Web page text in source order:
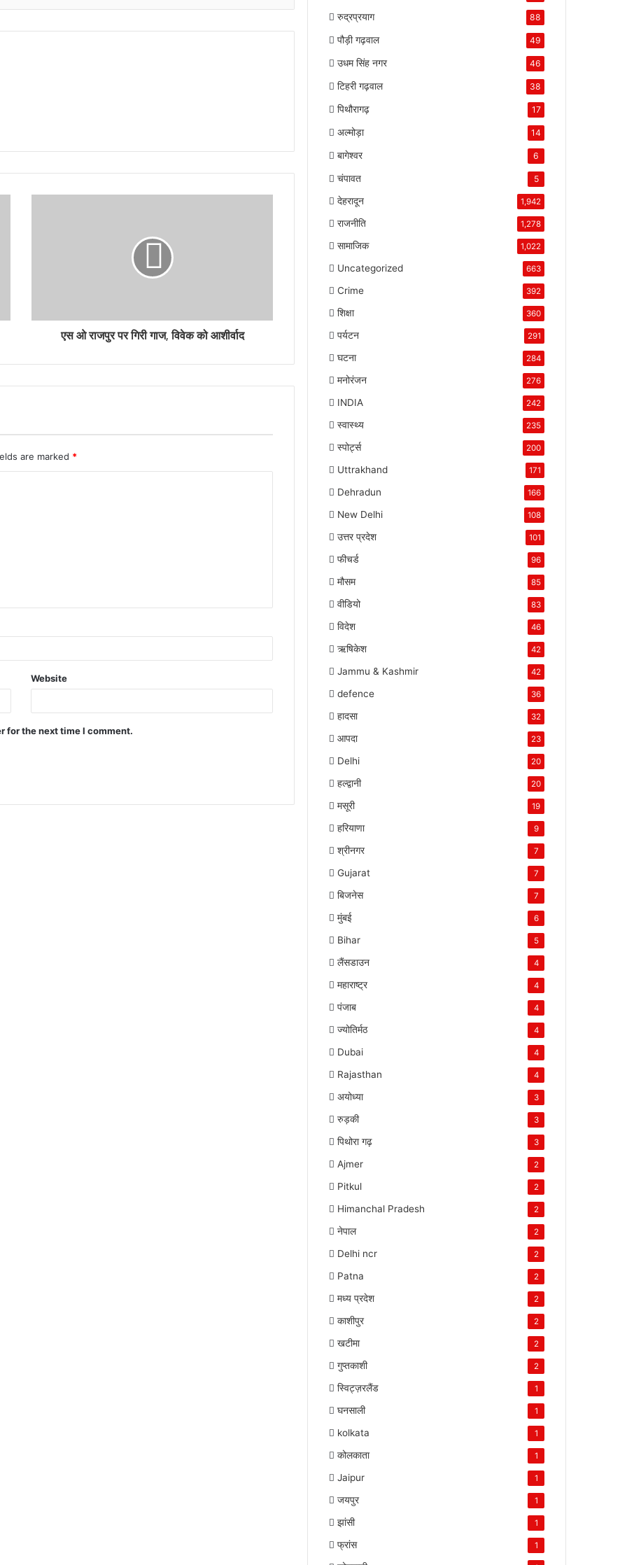
एस ओ राजपुर पर गिरी गाज, विवेक को आशीर्वाद
are marked *
Website
for the next time I comment.
रुद्रप्रयाग 88
पौड़ी गढ़वाल 49
उधम सिंह नगर 46
टिहरी गढ़वाल 38
पिथौरागढ़ 17
अल्मोड़ा 14
बागेश्वर 6
चंपावत 5
देहरादून 1,942
राजनीति 1,278
सामाजिक 1,022
Uncategorized 663
Crime 392
शिक्षा 360
पर्यटन 291
घटना 284
मनोरंजन 276
INDIA 242
स्वास्थ्य 235
स्पोर्ट्स 200
Uttrakhand 171
Dehradun 166
New Delhi 108
उत्तर प्रदेश 101
फीचर्ड 96
मौसम 85
वीडियो 83
विदेश 46
ऋषिकेश 42
Jammu & Kashmir 42
defence 36
हादसा 32
आपदा 23
Delhi 20
हल्द्वानी 20
मसूरी 19
हरियाणा 9
श्रीनगर 7
Gujarat 7
बिजनेस 7
मुंबई 6
Bihar 5
लैंसडाउन 4
महाराष्ट्र 4
पंजाब 4
ज्योतिर्मठ 4
Dubai 4
Rajasthan 4
अयोध्या 3
रुड़की 3
पिथोरा गढ़ 3
Ajmer 2
Pitkul 2
Himanchal Pradesh 2
नेपाल 2
Delhi ncr 2
Patna 2
मध्य प्रदेश 2
काशीपुर 2
खटीमा 2
गुप्तकाशी 2
स्विट्ज़रलैंड 1
घनसाली 1
kolkata 1
कोलकाता 1
Jaipur 1
जयपुर 1
झांसी 1
फ्रांस 1